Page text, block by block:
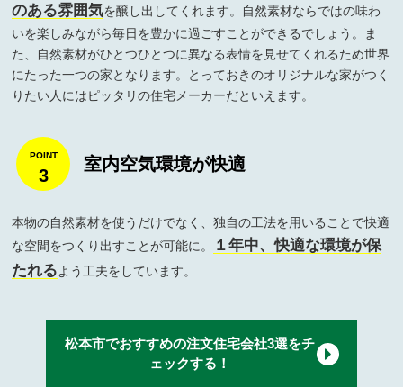
のある雰囲気を醸し出してくれます。自然素材ならではの味わ
いを楽しみながら毎日を豊かに過ごすことができるでしょう。ま
た、自然素材がひとつひとつに異なる表情を見せてくれるため世界
にたった一つの家となります。とっておきのオリジナルな家がつく
りたい人にはピッタリの住宅メーカーだといえます。
3
室内空気環境が快適
本物の自然素材を使うだけでなく、独自の工法を用いることで快適
な空間をつくり出すことが可能に。
１年中、快適な環境が保
たれるよう工夫をしています。
松本市でおすすめの注文住宅会社3選をチ
ェックする！